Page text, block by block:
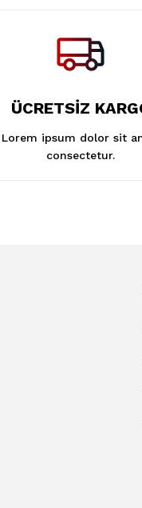
ÜCRETSİZ
Lorem ipsum dolor sit
consectetur.